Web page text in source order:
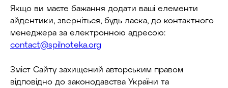
Якщо ви маєте бажання додати ваші елементи
айдентики, зверніться, будь ласка, до контактного
менеджера за електронною адресою:
contact@spilnoteka.org
Зміст Сайту захищений авторським правом
відповідно до законодавства України та